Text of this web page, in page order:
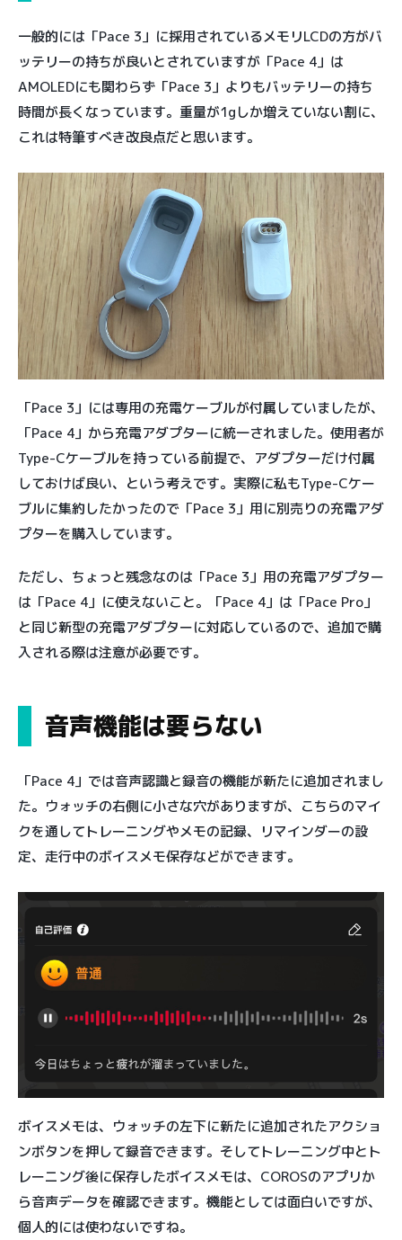
一般的には「Pace 3」に採用されているメモリLCDの方がバ
ッテリーの持ちが良いとされていますが「Pace 4」は
AMOLEDにも関わらず「Pace 3」よりもバッテリーの持ち
時間が長くなっています。重量が1gしか増えていない割に、
これは特筆すべき改良点だと思います。
「Pace 3」には専用の充電ケーブルが付属していましたが、
「Pace 4」から充電アダプターに統一されました。使用者が
Type-Cケーブルを持っている前提で、アダプターだけ付属
しておけば良い、という考えです。実際に私もType-Cケー
ブルに集約したかったので「Pace 3」用に別売りの充電アダ
プターを購入しています。
ただし、ちょっと残念なのは「Pace 3」用の充電アダプター
は「Pace 4」に使えないこと。「Pace 4」は「Pace Pro」
と同じ新型の充電アダプターに対応しているので、追加で購
入される際は注意が必要です。
音声機能は要らない
「Pace 4」では音声認識と録音の機能が新たに追加されまし
た。ウォッチの右側に小さな穴がありますが、こちらのマイ
クを通してトレーニングやメモの記録、リマインダーの設
定、走行中のボイスメモ保存などができます。
ボイスメモは、ウォッチの左下に新たに追加されたアクショ
ンボタンを押して録音できます。そしてトレーニング中とト
レーニング後に保存したボイスメモは、COROSのアプリか
ら音声データを確認できます。機能としては面白いですが、
個人的には使わないですね。